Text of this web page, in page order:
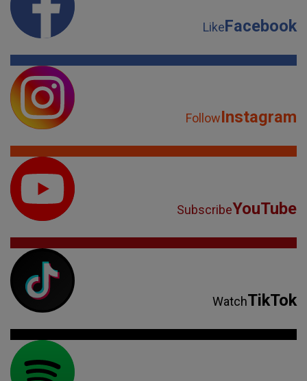
LikeFacebook
FollowInstagram
SubscribeYouTube
WatchTikTok